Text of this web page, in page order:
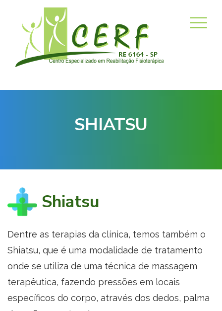
Menu
SHIATSU
Shiatsu
Dentre as terapias da clínica, temos também o
Shiatsu, que é uma modalidade de tratamento
onde se utiliza de uma técnica de massagem
terapêutica, fazendo pressões em locais
específicos do corpo, através dos dedos, palma